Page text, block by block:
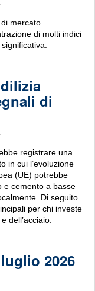
mercato
di molti indici
di
registrare una
in cui l’evoluzione
(UE) potrebbe
e cemento a basse
Di seguito
per chi investe
dell’acciaio.
2026